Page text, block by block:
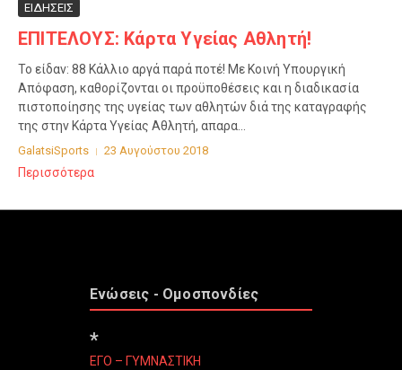
ΕΙΔΗΣΕΙΣ
ΕΠΙΤΕΛΟΥΣ: Κάρτα Υγείας Αθλητή!
Το είδαν: 88 Κάλλιο αργά παρά ποτέ! Με Κοινή Υπουργική
Απόφαση, καθορίζονται οι προϋποθέσεις και η διαδικασία
πιστοποίησης της υγείας των αθλητών διά της καταγραφής
της στην Κάρτα Υγείας Αθλητή, απαρα...
GalatsiSports 23 Αυγούστου 2018
Περισσότερα
Ενώσεις - Ομοσπονδίες
*
ΕΓΟ – ΓΥΜΝΑΣΤΙΚΗ